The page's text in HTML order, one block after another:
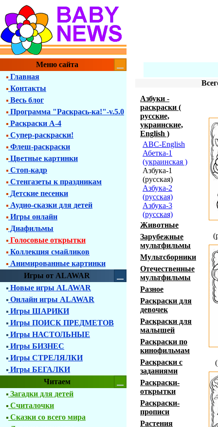
Меню сайта
Главная
Контакты
Весь блог
Программа "Раскрась-ка!"-v.5.0
Раскраски А-4
Супер-раскраски!
Флеш-раскраски
Цветные картинки
Стоп-кадр
Стенгазеты к праздникам
Детские песенки
Аудио-сказки для детей
Игры онлайн
Диафильмы
Голосовые открытки
Коллекция смайликов
Анимированные картинки
Игры от ALAWAR
Новые игры ALAWAR
Онлайн игры ALAWAR
Игры ШАРИКИ
Игры ПОИСК ПРЕДМЕТОВ
Игры НАСТОЛЬНЫЕ
Игры БИЗНЕС
Игры СТРЕЛЯЛКИ
Игры БЕГАЛКИ
Читаем
Загадки для детей
Считалочки
Сказки со всего мира
Азбуки -
раскраски (
русские,
украинские,
English )
ABC-English
Абетка-1
(украинская )
Азбука-1
(русская)
Азбука-2
(русская)
Азбука-3
(русская)
Животные
Зарубежные
мультфильмы
Мультсборники
Отечественные
мультфильмы
Разное
Раскраски для
девочек
Раскраски для
малышей
Раскраски по
кинофильмам
Раскраски с
заданиями
Раскраски-
открытки
Раскраски-
прописи
Растения